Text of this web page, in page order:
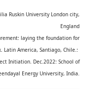
Ruskin University London city,
England
laying the foundation for
Latin America, Santiago, Chile.:
Initiation. Dec.2022: School of
Energy University, India.